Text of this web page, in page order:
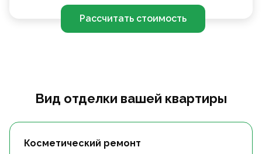
Рассчитать стоимость
Вид отделки вашей квартиры
Косметический ремонт